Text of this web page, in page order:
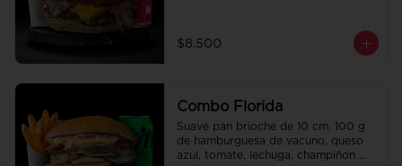
regalo a elección y una bebida de
350 cc a elección.
$8.500
Combo Florida
Suave pan brioche de 10 cm, 100 g
de hamburguesa de vacuno, queso
azul, tomate, lechuga, champiñon